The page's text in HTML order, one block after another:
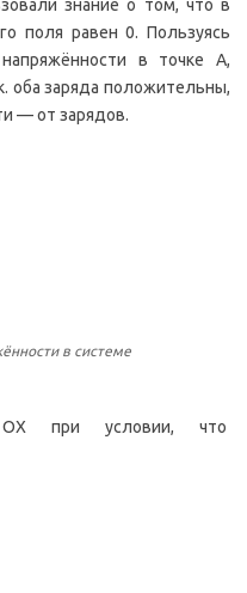
знание о том, что в
поля равен 0. Пользуясь
в точке А,
оба заряда положительны,
— от зарядов.
в системе
при условии, что